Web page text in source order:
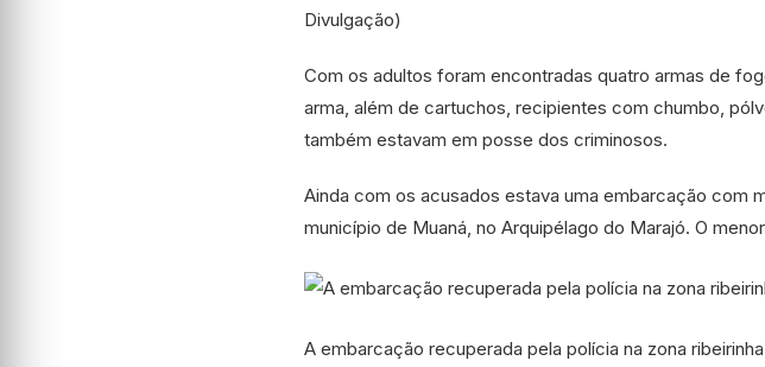
Divulgação)
Com os adultos foram encontradas quatro armas de
arma, além de cartuchos, recipientes com chumbo,
também estavam em posse dos criminosos.
Ainda com os acusados estava uma embarcação com
município de Muaná, no Arquipélago do Marajó. O
A embarcação recuperada pela polícia na zona